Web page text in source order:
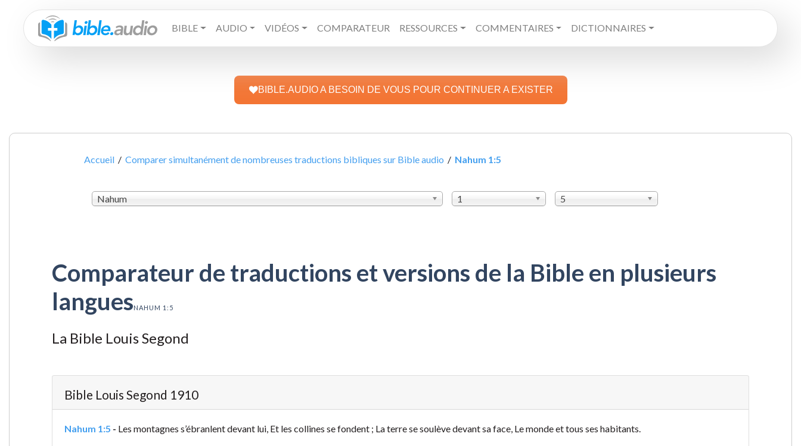
BIBLE AUDIO VIDÉOS COMPARATEUR RESSOURCES COMMENTAIRES DICTIONNAIRES
BIBLE.AUDIO A BESOIN DE VOUS POUR CONTINUER A EXISTER
Accueil /Comparer simultanément de nombreuses traductions bibliques sur Bible audio / Nahum 1:5
Nahum 1 5
Comparateur de traductions et versions de la Bible en plusieurs
languesNAHUM 1:5
La Bible Louis Segond
Bible Louis Segond 1910
Nahum 1:5 - Les montagnes s’ébranlent devant lui, Et les collines se fondent ; La terre se soulève devant sa face, Le monde et tous ses habitants.